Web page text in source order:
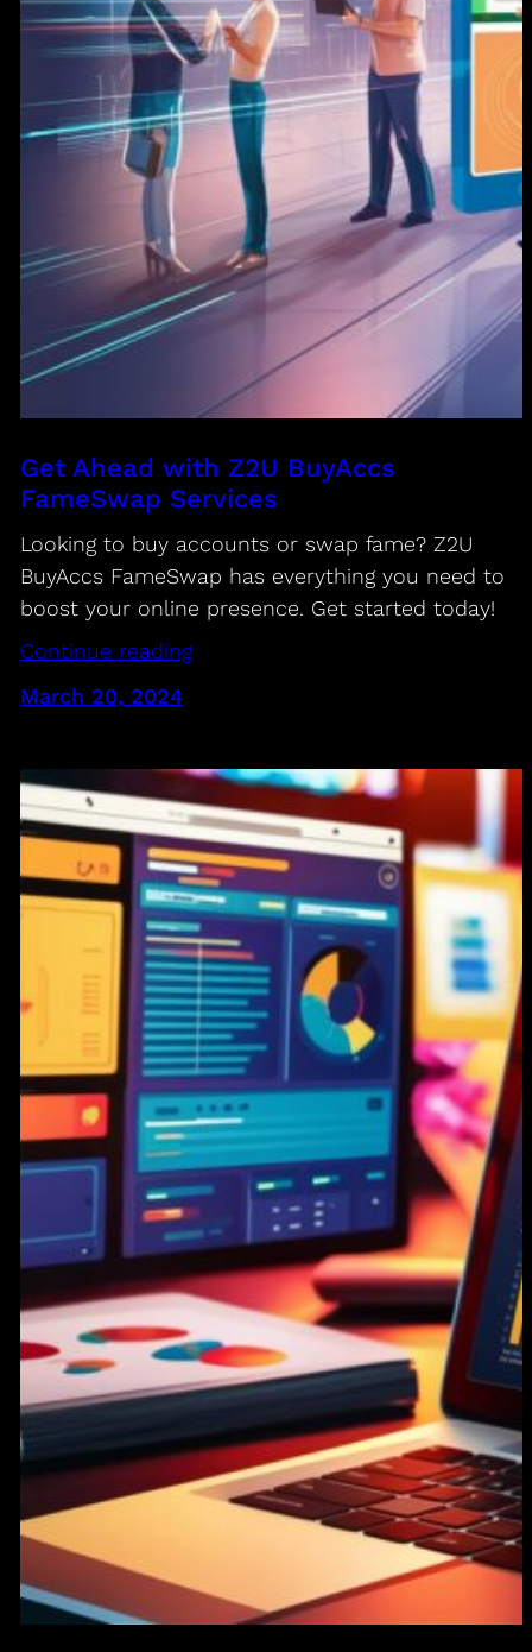
Get Ahead with Z2U BuyAccs
FameSwap Services
Looking to buy accounts or swap fame? Z2U
BuyAccs FameSwap has everything you need to
boost your online presence. Get started today!
Continue reading
March 20, 2024